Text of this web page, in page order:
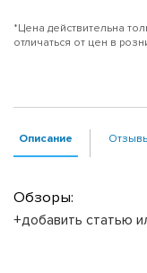
*Цена действительна
отличаться от цен в
Описание
Обзоры:
+добавить статью